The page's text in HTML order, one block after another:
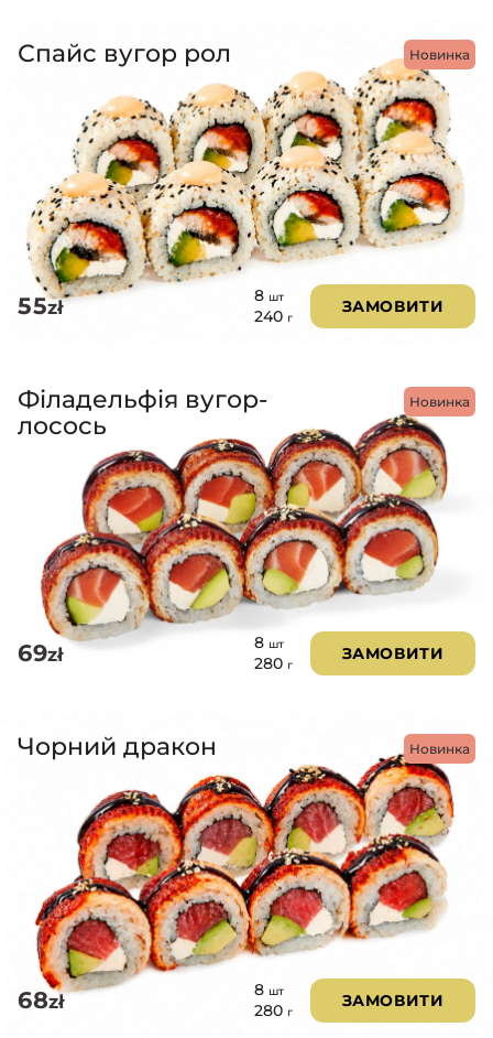
Новинка
Спайс вугор рол
55zł
8 шт
240 г
ЗАМОВИТИ
Новинка
Філадельфія вугор-
лосось
69zł
8 шт
280 г
ЗАМОВИТИ
Новинка
Чорний дракон
68zł
8 шт
280 г
ЗАМОВИТИ